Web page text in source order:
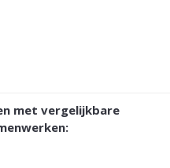
met vergelijkbare